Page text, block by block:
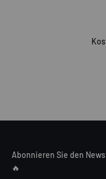
Abonnieren Sie den
🔥